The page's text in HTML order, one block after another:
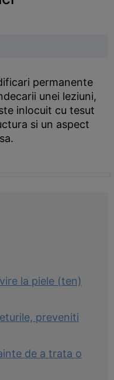
permanente
unei leziuni,
inlocuit cu tesut
si un aspect
la piele (ten)
preveniti
de a trata o